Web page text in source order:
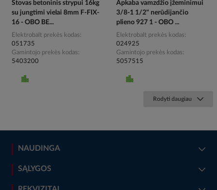
Stovas betoninis strypui 16kg
su jungtimi vielai 8mm F-FIX-
16 - OBO BE...
Elektrobalt prekės kodas
051735
Gamintojo prekės kodas
5403200
Apkaba vamzdžio įžeminimui
3/8-1 1/2" nerūdijančio
plieno 927 1 - OBO ...
Elektrobalt prekės kodas
024925
Gamintojo prekės kodas
5057515
Rodyti daugiau
NAUDINGA
SĄLYGOS